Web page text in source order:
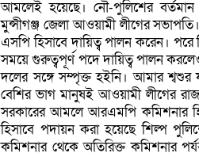
আমলেই হয়েছে। নৌ-পুলিশের
মুন্সীগঞ্জ জেলা আওয়ামী লীগের
এসপি হিসাবে দায়িত্ব পালন করেন। পরে
সময়ে গুরুত্বপূর্ণ পদে দায়িত্ব পালন
দলের সঙ্গে সম্পৃক্ত হইনি। আমার
বেশির ভাগ মানুষই আওয়ামী লীগের
সরকারের আমলে আরএমপি কমিশনার
হিসাবে পদায়ন করা হয়েছে শিল্প
কমিশনার থেকে অতিরিক্ত কমিশনার